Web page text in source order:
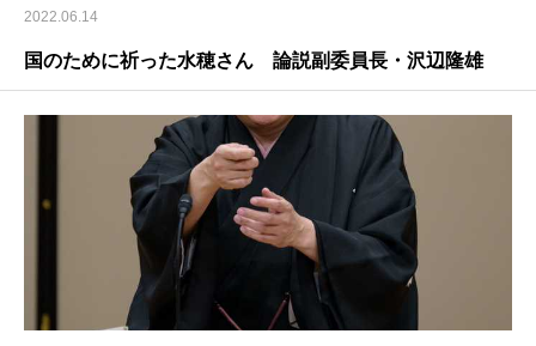
2022.06.14
国のために祈った水穂さん 論説副委員長・沢辺隆雄